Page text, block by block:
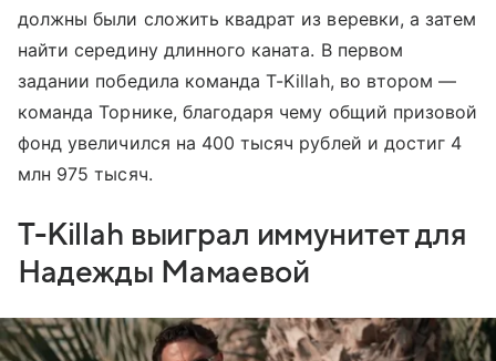
должны были сложить квадрат из веревки, а затем
найти середину длинного каната. В первом
задании победила команда T-Killah, во втором —
команда Торнике, благодаря чему общий призовой
фонд увеличился на 400 тысяч рублей и достиг 4
млн 975 тысяч.
T-Killah выиграл иммунитет для
Надежды Мамаевой